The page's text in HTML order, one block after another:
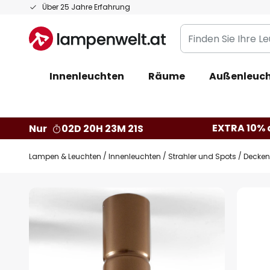
Über 25 Jahre Erfahrung
Zum
springen
Finden
Sie
Leuchte...
Innenleuchten Räume
Nur
02D 20H 23M 20S EXTRA
Lampen & Leuchten Innenleuchten Strahler und Spots
der
Bildgalerie